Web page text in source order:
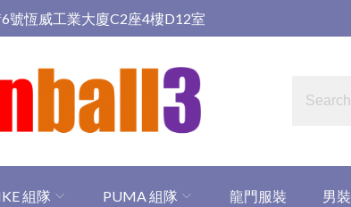
號恆威工業大廈C2座4樓D12室
組隊 PUMA 組隊 龍門服裝 男裝